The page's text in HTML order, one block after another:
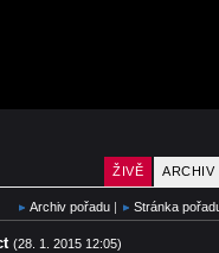
Český
ARCHIV
ŽIVĚ
Archiv pořadu | Stránka
(28. 1. 2015 12:05)